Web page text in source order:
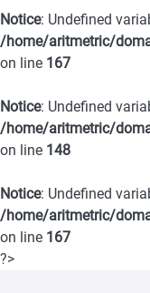
Programa 4 a 7 del
mujeres
SernamEG Ñuble
SernamEG
Notice: Undefined
/home/aritmetric/
on line 167
Notice: Undefined
/home/aritmetric/
on line 148
Notice: Undefined
/home/aritmetric/
on line 167
?>